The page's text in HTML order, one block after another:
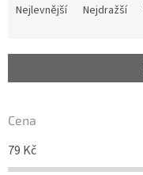
n
r
o
d
u
Nejlevnější Nejdražší
Cena
79 Kč